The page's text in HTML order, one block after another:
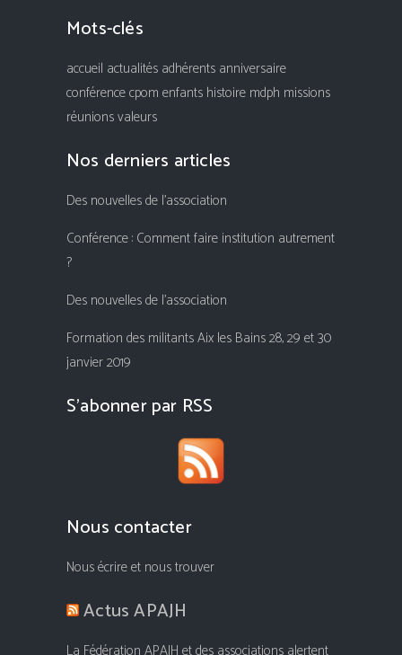
Mots-clés
accueil actualités adhérents anniversaire
conférencecpom enfants histoire mdph missions
réunionsvaleurs
Nos derniers articles
Des nouvelles de l’association
Conférence : Comment faire institution autrement
?
Des nouvelles de l’association
Formation des militants Aix les Bains 28, 29 et 30
janvier 2019
S’abonner par RSS
Nous contacter
Nous écrire et nous trouver
Actus APAJH